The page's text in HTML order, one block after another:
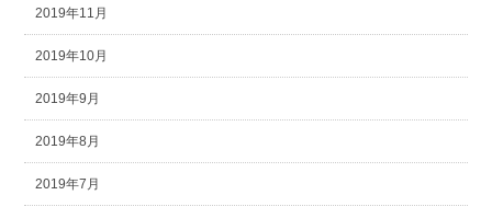
2019年11月
2019年10月
2019年9月
2019年8月
2019年7月